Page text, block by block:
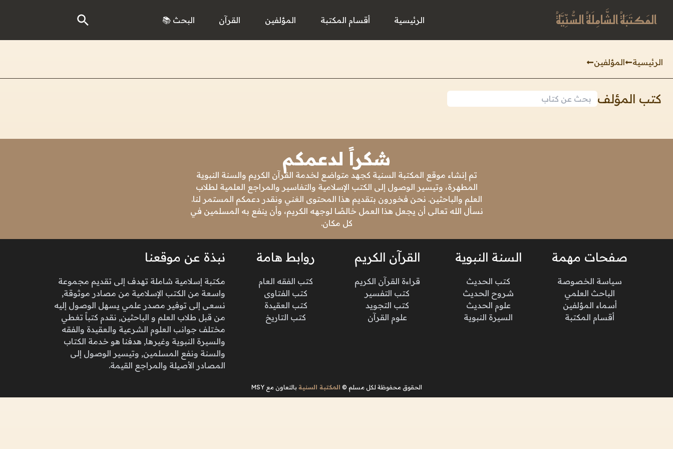
المَكتَبَةُ الشَّامِلَةُ السُّنِّيَّةُ الرئيسية أقسام المكتبة المؤلفين القرآن البحث 📚
الرئيسية المؤلفين
كتب المؤلف
شكراً لدعمكم
تم إنشاء موقع المكتبة السنية كجهد متواضع لخدمة القرآن الكريم والسنة النبوية
المطهرة، وتيسير الوصول إلى الكتب الإسلامية والتفاسير والمراجع العلمية لطلاب
العلم والباحثين. نحن فخورون بتقديم هذا المحتوى الغني ونقدر دعمكم المستمر لنا.
نسأل الله تعالى أن يجعل هذا العمل خالصًا لوجهه الكريم، وأن ينفع به المسلمين في
كل مكان.
صفحات مهمة
سياسة الخصوصة
الباحث العلمي
أسماء المؤلفين
أقسام المكتبة
السنة النبوية
كتب الحديث
شروح الحديث
علوم الحديث
السيرة النبوية
القرآن الكريم
قراءة القرآن الكريم
كتب التفسير
كتب التجويد
علوم القرآن
روابط هامة
كتب الفقه العام
كتب الفتاوى
كتب العقيدة
كتب التاريخ
نبذة عن موقعنا
مكتبة إسلامية شاملة تهدف إلى تقديم مجموعة
واسعة من الكتب الإسلامية من مصادر موثوقة,
نسعى إلى توفير مصدر علمي يسهل الوصول إليه
من قبل طلاب العلم و الباحثين, نقدم كتباً تغطي
مختلف جوانب العلوم الشرعية والعقيدة والفقه
والسيرة النبوية وغيرها, هدفنا هو خدمة الكتاب
والسنة ونفع المسلمين, وتيسير الوصول إلى
المصادر الأصيلة والمراجع القيمة.
الحقوق محفوظة لكل مسلم © المكتبة السنية بالتعاون مع MSY